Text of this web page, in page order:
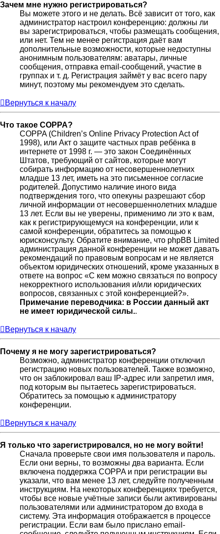
Зачем мне нужно регистрироваться?
Вы можете этого и не делать. Всё зависит от того, как
администратор настроил конференцию: должны ли
вы зарегистрироваться, чтобы размещать сообщения,
или нет. Тем не менее регистрация даёт вам
дополнительные возможности, которые недоступны
анонимным пользователям: аватары, личные
сообщения, отправка email-сообщений, участие в
группах и т. д. Регистрация займёт у вас всего пару
минут, поэтому мы рекомендуем это сделать.
Вернуться к началу
Что такое COPPA?
COPPA (Children’s Online Privacy Protection Act of
1998), или Акт о защите частных прав ребёнка в
интернете от 1998 г. — это закон Соединённых
Штатов, требующий от сайтов, которые могут
собирать информацию от несовершеннолетних
младше 13 лет, иметь на это письменное согласие
родителей. Допустимо наличие иного вида
подтверждения того, что опекуны разрешают сбор
личной информации от несовершеннолетних младше
13 лет. Если вы не уверены, применимо ли это к вам,
как к регистрирующемуся на конференции, или к
самой конференции, обратитесь за помощью к
юрисконсульту. Обратите внимание, что phpBB Limited
администрация данной конференции не может давать
рекомендаций по правовым вопросам и не является
объектом юридических отношений, кроме указанных в
ответе на вопрос «С кем можно связаться по вопросу
некорректного использования и/или юридических
вопросов, связанных с этой конференцией?».
Примечание переводчика: в России данный акт
не имеет юридической силы..
Вернуться к началу
Почему я не могу зарегистрироваться?
Возможно, администратор конференции отключил
регистрацию новых пользователей. Также возможно,
что он заблокировал ваш IP-адрес или запретил имя,
под которым вы пытаетесь зарегистрироваться.
Обратитесь за помощью к администратору
конференции.
Вернуться к началу
Я только что зарегистрировался, но не могу войти!
Сначала проверьте свои имя пользователя и пароль.
Если они верны, то возможны два варианта. Если
включена поддержка COPPA и при регистрации вы
указали, что вам менее 13 лет, следуйте полученным
инструкциям. На некоторых конференциях требуется,
чтобы все новые учётные записи были активированы
пользователями или администратором до входа в
систему. Эта информация отображается в процессе
регистрации. Если вам было прислано email-